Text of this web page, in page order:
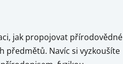
jak propojovat přírodovědné
předmětů. Navíc si vyzkoušíte